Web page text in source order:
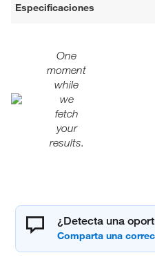
Especificaciones
One
moment
while
we
fetch
your
results.
¿Detecta una